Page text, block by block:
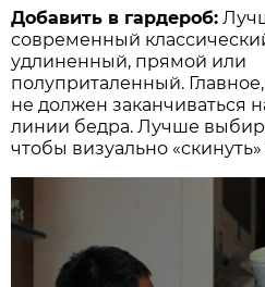
Добавить в гардероб:
современный
удлиненный, прямой или
полуприталенный.
не должен заканчиваться
линии бедра. Лучше
чтобы визуально «скинуть»